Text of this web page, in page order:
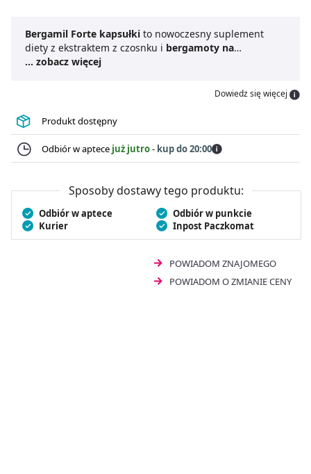
Bergamil Forte kapsułki to nowoczesny suplement
diety z ekstraktem z czosnku i bergamoty na
cholesteroloraz poziom cukru. Preparat wpływa
prawidłowe stężenie cholesterolu i trójglicerydów we
Bergamil Forte
30 kapsułekto świetny wybór dla osób chcących
zadbać o prawidłową glikemię, ponieważ reguluje on
poziom glukozy we krwi. Suplement diety wywiera
pozytywny wpływ na serce i układ krążenia, działa
Forte kapsułki to naturalny sposób na zdrowie.
... zobacz więcej
Dowiedz się więcej
Produkt dostępny
Odbiór w aptece już jutro- kup do 20:00
Sposoby dostawy tego produktu:
Odbiór w aptece
Odbiór w punkcie
Kurier
Inpost Paczkomat
POWIADOM ZNAJOMEGO
POWIADOM O ZMIANIE CENY